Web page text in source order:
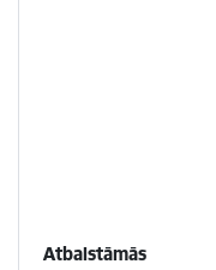
Atbalstāmās